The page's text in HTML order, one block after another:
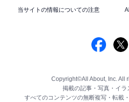
当サイトの情報についての注意
Copyright©All About, Inc. All
掲載の記事・写真・イラ
すべてのコンテンツの無断複写・転載